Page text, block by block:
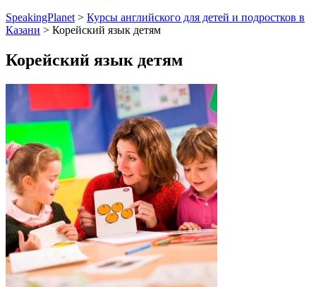
SpeakingPlanet > Курсы английского для детей и подростков в
Казани > Корейский язык детям
Корейский язык детям